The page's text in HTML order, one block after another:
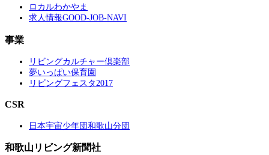
ロカルわかやま
求人情報GOOD-JOB-NAVI
事業
リビングカルチャー倶楽部
夢いっぱい保育園
リビングフェスタ2017
CSR
日本宇宙少年団和歌山分団
和歌山リビング新聞社